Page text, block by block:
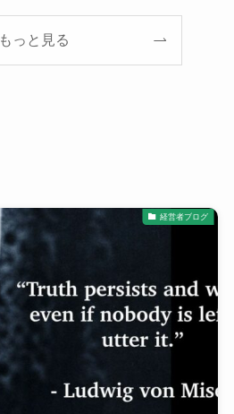
もっと見る
経営者ブログ